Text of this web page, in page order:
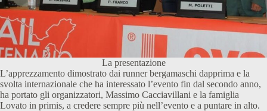
La presentazione
L’apprezzamento dimostrato dai runner bergamaschi dapprima e la
svolta internazionale che ha interessato l’evento fin dal secondo anno,
ha portato gli organizzatori, Massimo Cacciavillani e la famiglia
Lovato in primis, a credere sempre più nell’evento e a puntare in alto.